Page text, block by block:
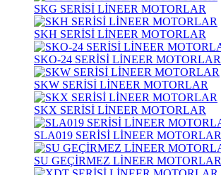
SKG SERİSİ LİNEER MOTORLAR
SKH SERİSİ LİNEER MOTORLAR
SKO-24 SERİSİ LİNEER MOTORLAR
SKW SERİSİ LİNEER MOTORLAR
SKX SERİSİ LİNEER MOTORLAR
SLA019 SERİSİ LİNEER MOTORLAR
SU GEÇİRMEZ LİNEER MOTORLAR